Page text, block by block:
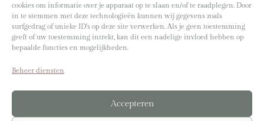
cookies om informatie over je apparaat op te slaan en/of te raadplegen. Door
in te stemmen met deze technologieën kunnen wij gegevens zoals
surfgedrag of unieke ID's op deze site verwerken. Als je geen toestemming
geeft of uw toestemming intrekt, kan dit een nadelige invloed hebben op
bepaalde functies en mogelijkheden.
Beheer diensten
Accepteren
Branding shoot Sabrina door:Eva Bours
Overige foto’s door:Sabrina en Margot Akkerman